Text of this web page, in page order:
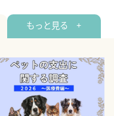
もっと見る +